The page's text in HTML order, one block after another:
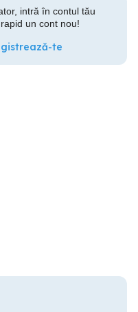
intră în contul tău
un cont nou!
te